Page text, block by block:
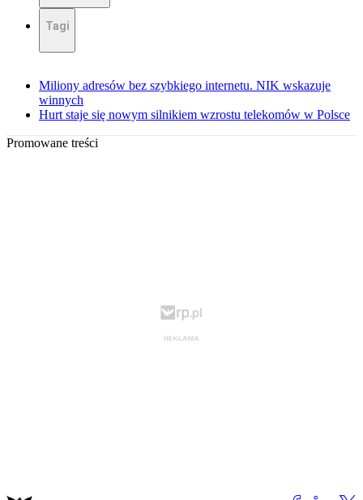
Tagi
Miliony adresów bez szybkiego internetu. NIK wskazuje
winnych
Hurt staje się nowym silnikiem wzrostu telekomów w Polsce
Promowane treści